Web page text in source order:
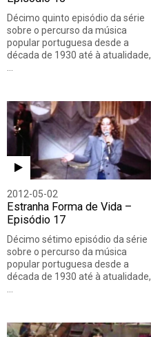
Décimo quinto episódio da série
sobre o percurso da música
popular portuguesa desde a
década de 1930 até à atualidade,
2012-05-02
Estranha Forma de Vida –
Episódio 17
Décimo sétimo episódio da série
sobre o percurso da música
popular portuguesa desde a
década de 1930 até à atualidade,